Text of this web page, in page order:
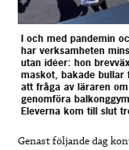
I och med pandemin
har verksamheten
utan idéer: hon
maskot, bakade bullar
att fråga av läraren
genomföra
Eleverna kom till slut
Genast följande dag